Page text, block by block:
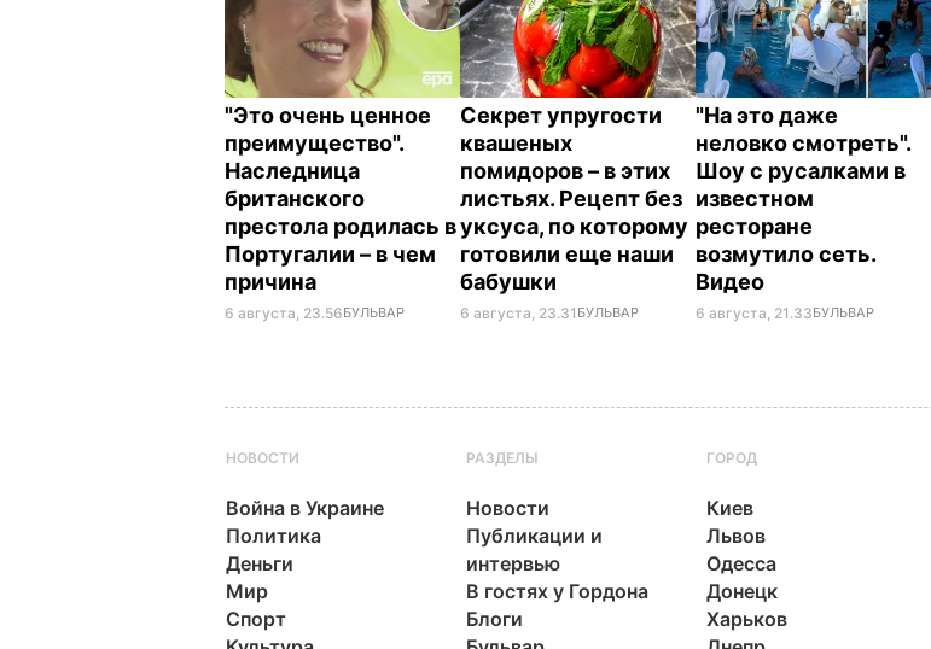
"Это очень ценное
преимущество".
Наследница
британского
престола родилась в
Португалии – в чем
причина
6 августа, 23.56БУЛЬВАР
Секрет упругости
квашеных
помидоров – в этих
листьях. Рецепт без
уксуса, по которому
готовили еще наши
бабушки
6 августа, 23.31 БУЛЬВАР
"На это даже
неловко смотреть".
Шоу с русалками в
известном
ресторане
возмутило сеть.
Видео
6 августа, 21.33БУЛЬВАР
НОВОСТИ
Война в Украине
Политика
Деньги
Мир
Спорт
РАЗДЕЛЫ
Новости
Публикации и
интервью
В гостях у Гордона
Блоги
ГОРОД
Киев
Львов
Одесса
Донецк
Харьков